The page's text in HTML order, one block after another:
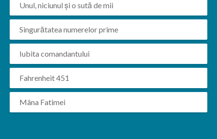
Unul, niciunul și o sută de mii
Singurătatea numerelor prime
Iubita comandantului
Fahrenheit 451
Mâna Fatimei